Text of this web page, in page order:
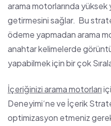
arama motorlarında yüksek
getirmesini sağlar. Bu
ödeme yapmadan arama
anahtar kelimelerde
yapabilmek için bir çok
İçeriğinizi arama motorları
Deneyimi‘ne ve İçerik
optimizasyon etmeniz